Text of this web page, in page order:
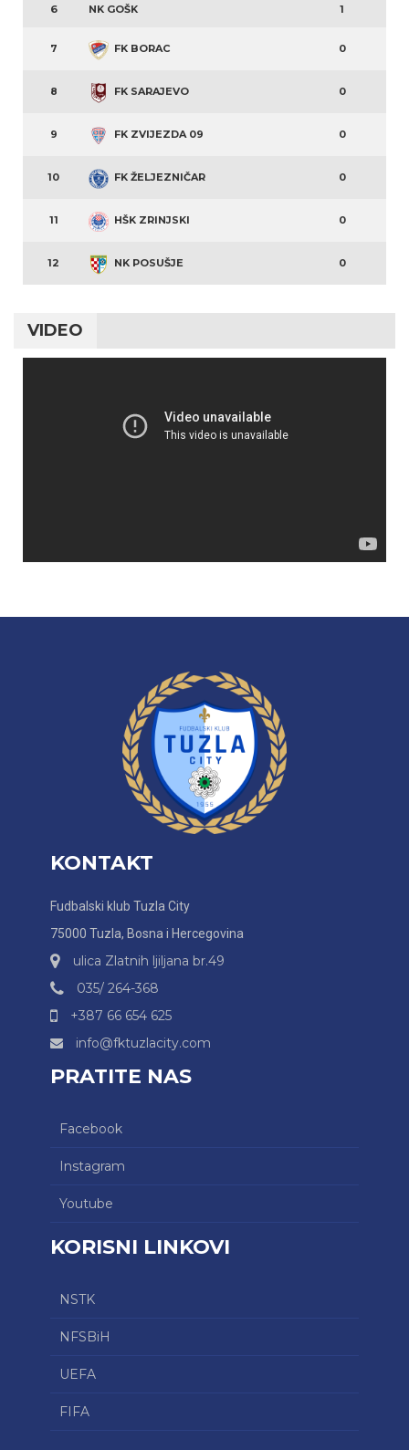
6 NK GOŠK 1
7 FK BORAC 0
8 FK SARAJEVO 0
9 FK ZVIJEZDA 09 0
10 FK ŽELJEZNIČAR 0
11 HŠK ZRINJSKI 0
12 NK POSUŠJE 0
VIDEO
KONTAKT
Fudbalski klub Tuzla City
75000 Tuzla, Bosna i Hercegovina
ulica Zlatnih ljiljana br.49
035/ 264-368
+387 66 654 625
info@fktuzlacity.com
PRATITE NAS
Facebook
Instagram
Youtube
KORISNI LINKOVI
NSTK
NFSBiH
UEFA
FIFA